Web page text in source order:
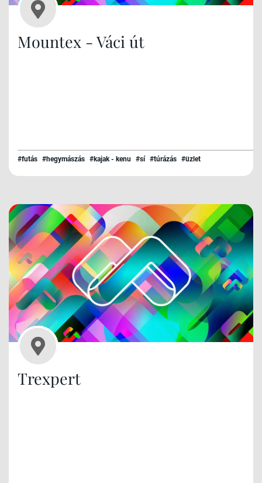
Mountex - Váci út
#futás #hegymászás #kajak - kenu #sí #túrázás #üzlet
Trexpert